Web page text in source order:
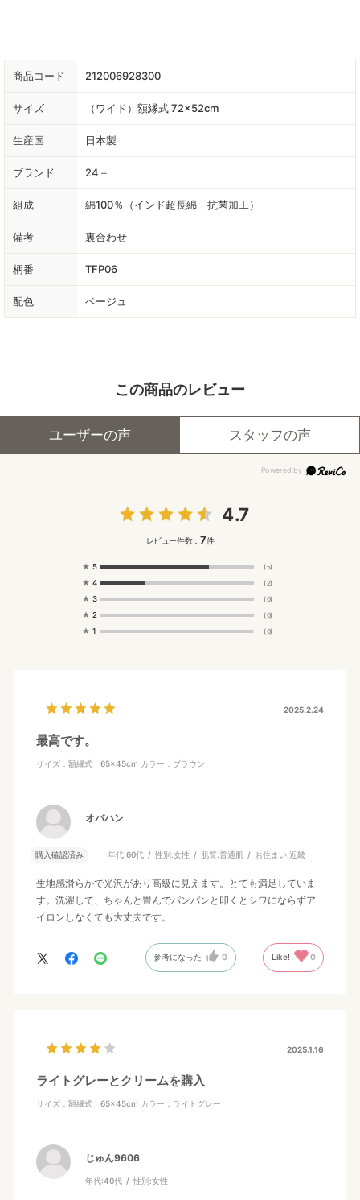
商品コード 212006928300
サイズ （ワイド）額縁式 72×52cm
生産国 日本製
ブランド 24＋
組成 綿100％（インド超長綿 抗菌加工）
備考 裏合わせ
柄番 TFP06
配色 ベージュ
この商品のレビュー
ユーザーの声 スタッフの声
4.7
レビュー件数： 7件
★ 5 (5)
★ 4 (2)
★ 3 (0)
★ 2 (0)
★ 1 (0)
2025.2.24
最高です。
サイズ：額縁式 65×45cm カラー：ブラウン
オバハン
購入確認済み 年代:60代 性別:女性 肌質:普通肌 お住まい:近畿
生地感滑らかで光沢があり高級に見えます。とても満足していま
す。洗濯して、ちゃんと畳んでパンパンと叩くとシワにならずア
イロンしなくても大丈夫です。
参考になった 0 Like! 0
2025.1.16
ライトグレーとクリームを購入
サイズ：額縁式 65×45cm カラー：ライトグレー
じゅん9606
年代:40代 性別:女性